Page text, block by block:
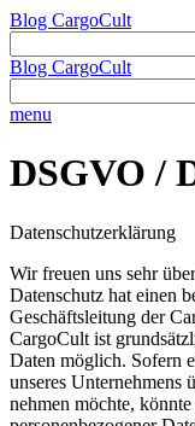
Blog CargoCult
Blog CargoCult
menu
DSGVO /
Datenschutzerklärung
Wir freuen uns sehr
Datenschutz hat einen
Geschäftsleitung der
CargoCult ist
Daten möglich. Sofern
unseres Unternehmens
nehmen möchte,